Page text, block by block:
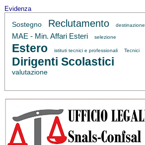
Evidenza
Sostegno Reclutamento destinazione
MAE - Min. Affari Esteri selezione
Estero istituti tecnici e professionali Tecnici
Dirigenti Scolastici
valutazione